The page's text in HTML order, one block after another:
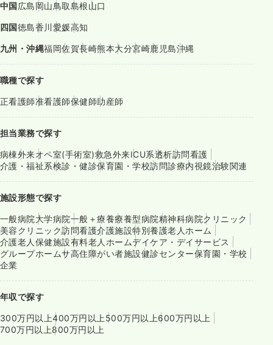
中国広島岡山鳥取島根山口
四国徳島香川愛媛高知
九州・沖縄福岡佐賀長崎熊本大分宮崎鹿児島沖縄
職種で探す
正看護師准看護師保健師助産師
担当業務で探す
病棟外来オペ室(手術室)救急外来ICU系透析訪問看護
介護・福祉系検診・健診保育園・学校訪問診療内視鏡治験関連
施設形態で探す
一般病院大学病院一般＋療養療養型病院精神科病院クリニック
美容クリニック訪問看護介護施設特別養護老人ホーム
介護老人保健施設有料老人ホームデイケア・デイサービス
グループホームサ高住障がい者施設健診センター保育園・学校
企業
年収で探す
300万円以上400万円以上 500万円以上600万円以上
700万円以上800万円以上